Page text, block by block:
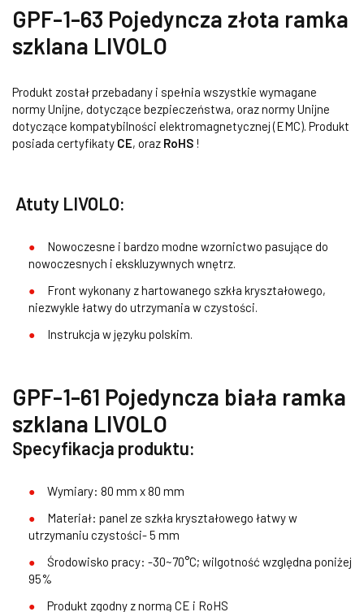
GPF-1-63 Pojedyncza złota ramka
szklana LIVOLO
Produkt został przebadany i spełnia wszystkie wymagane
normy Unijne, dotyczące bezpieczeństwa, oraz normy Unijne
dotyczące kompatybilności elektromagnetycznej (EMC). Produkt
posiada certyfikaty CE, oraz RoHS !
Atuty LIVOLO:
Nowoczesne i bardzo modne wzornictwo pasujące do
nowoczesnych i ekskluzywnych wnętrz.
Front wykonany z hartowanego szkła kryształowego,
niezwykle łatwy do utrzymania w czystości.
Instrukcja w języku polskim.
GPF-1-61 Pojedyncza biała ramka
szklana LIVOLO
Specyfikacja produktu:
Wymiary: 80 mm x 80 mm
Materiał: panel ze szkła kryształowego łatwy w
utrzymaniu czystości- 5 mm
Środowisko pracy: -30~70°C; wilgotność względna poniżej
95%
Produkt zgodny z normą CE i RoHS